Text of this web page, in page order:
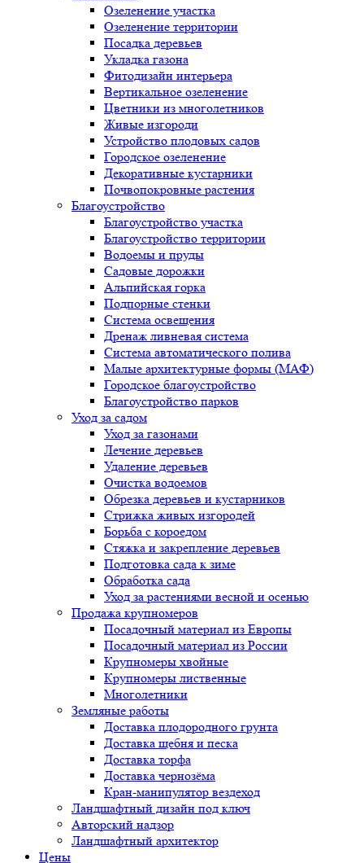
Озеленение участка
Озеленение территории
Посадка деревьев
Укладка газона
Фитодизайн интерьера
Вертикальное озеленение
Цветники из многолетников
Живые изгороди
Устройство плодовых садов
Городское озеленение
Декоративные кустарники
Почвопокровные растения
Благоустройство
Благоустройство участка
Благоустройство территории
Водоемы и пруды
Садовые дорожки
Альпийская горка
Подпорные стенки
Система освещения
Дренаж ливневая система
Система автоматического полива
Малые архитектурные формы (МАФ)
Городское благоустройство
Благоустройство парков
Уход за садом
Уход за газонами
Лечение деревьев
Удаление деревьев
Очистка водоемов
Обрезка деревьев и кустарников
Стрижка живых изгородей
Борьба с короедом
Стяжка и закрепление деревьев
Подготовка сада к зиме
Обработка сада
Уход за растениями весной и осенью
Продажа крупномеров
Посадочный материал из Европы
Посадочный материал из России
Крупномеры хвойные
Крупномеры лиственные
Многолетники
Земляные работы
Доставка плодородного грунта
Доставка щебня и песка
Доставка торфа
Доставка чернозёма
Кран-манипулятор вездеход
Ландшафтный дизайн под ключ
Авторский надзор
Ландшафтный архитектор
Цены